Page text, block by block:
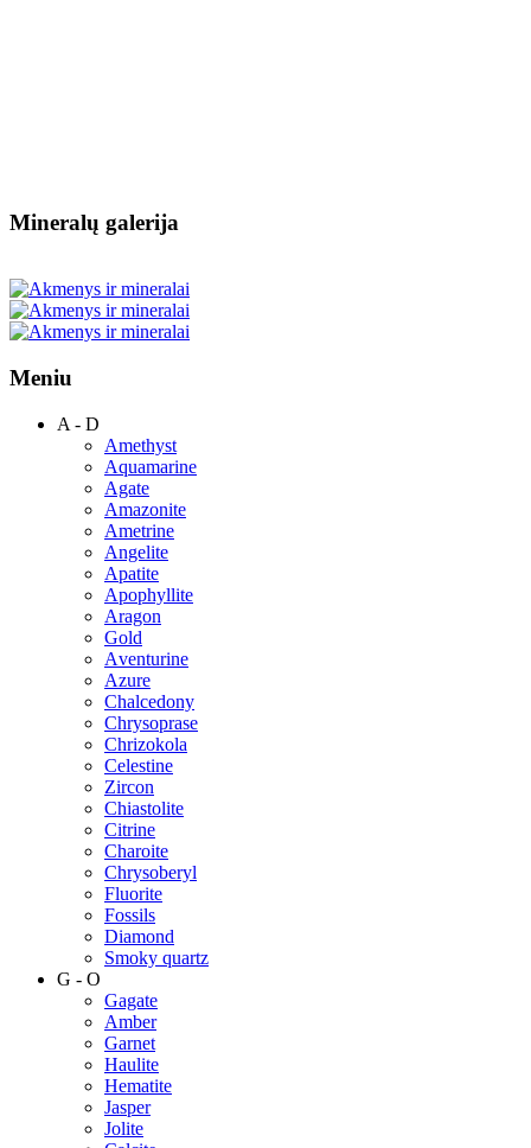
Mineralų galerija
Meniu
A - D
Amethyst
Aquamarine
Agate
Amazonite
Ametrine
Angelite
Apatite
Apophyllite
Aragon
Gold
Аventurine
Azure
Chalcedony
Chrysoprase
Chrizokola
Celestine
Zircon
Chiastolite
Citrine
Charoite
Chrysoberyl
Fluorite
Fossils
Diamond
Smoky quartz
G - O
Gagate
Amber
Garnet
Haulite
Hematite
Jasper
Jolite